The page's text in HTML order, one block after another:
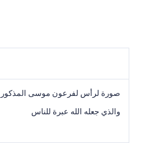
صورة لرأس لفرعون موسى المذكور
والذي جعله الله عبرة للناس